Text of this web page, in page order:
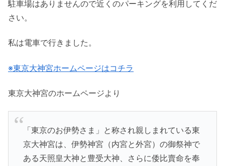
駐車場はありませんので近くのパーキングを利用してくだ
さい。
私は電車で行きました。
※東京大神宮ホームページはコチラ
東京大神宮のホームページより
「東京のお伊勢さま」と称され親しまれている東
京大神宮は、伊勢神宮（内宮と外宮）の御祭神で
ある天照皇大神と豊受大神、さらに倭比賣命を奉